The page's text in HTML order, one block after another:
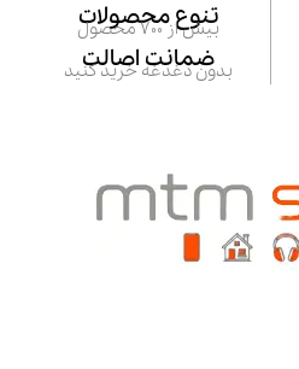
تنوع محصولات
بیش از 700 محصول
ضمانت اصالت
بدون دغدغه خرید کنید